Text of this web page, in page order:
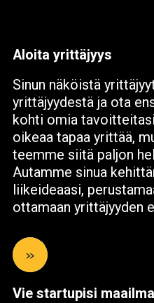
Aloita yrittäjyys
Sinun näköistä
yrittäjyydestä ja ota
kohti omia
oikeaa tapaa yrittää,
teemme siitä paljon
Autamme sinua
liikeideaasi,
ottamaan yrittäjyyden
»
Vie startupisi